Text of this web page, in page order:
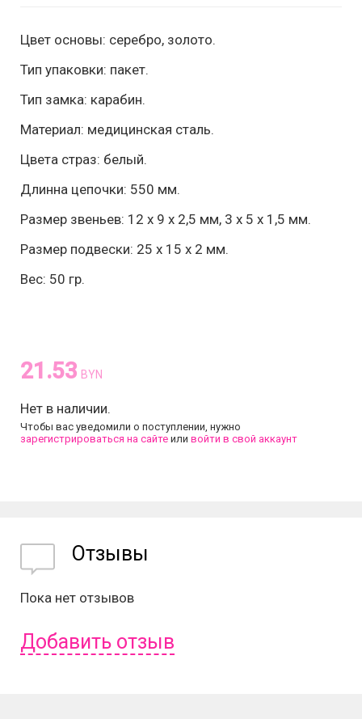
Цвет основы: серебро, золото.
Тип упаковки: пакет.
Тип замка: карабин.
Материал: медицинская сталь.
Цвета страз: белый.
Длинна цепочки: 550 мм.
Размер звеньев: 12 х 9 х 2,5 мм, 3 х 5 х 1,5 мм.
Размер подвески: 25 х 15 х 2 мм.
Вес: 50 гр.
21.53 BYN
Нет в наличии.
Чтобы вас уведомили о поступлении, нужно
зарегистрироваться на сайте или войти в свой аккаунт
Отзывы
Пока нет отзывов
Добавить отзыв